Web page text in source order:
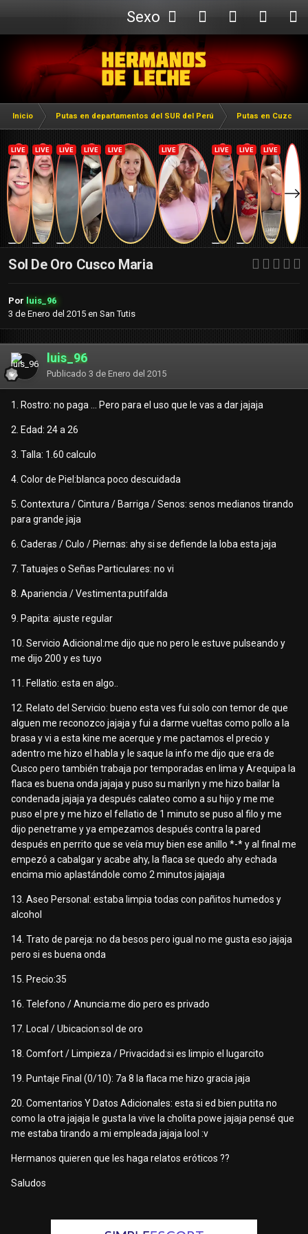
Sexo
Webcam
Inicio Putas en departamentos del SUR del Perú Putas en Cuzco
Sol De Oro Cusco Maria
Por luis_96
3 de Enero del 2015 en San Tutis
luis_96
Publicado 3 de Enero del 2015
1. Rostro: no paga ... Pero para el uso que le vas a dar jajaja
2. Edad: 24 a 26
3. Talla: 1.60 calculo
4. Color de Piel:blanca poco descuidada
5. Contextura / Cintura / Barriga / Senos: senos medianos tirando
para grande jaja
6. Caderas / Culo / Piernas: ahy si se defiende la loba esta jaja
7. Tatuajes o Señas Particulares: no vi
8. Apariencia / Vestimenta:putifalda
9. Papita: ajuste regular
10. Servicio Adicional:me dijo que no pero le estuve pulseando y
me dijo 200 y es tuyo
11. Fellatio: esta en algo..
12. Relato del Servicio: bueno esta ves fui solo con temor de que
alguen me reconozco jajaja y fui a darme vueltas como pollo a la
brasa y vi a esta kine me acerque y me pactamos el precio y
adentro me hizo el habla y le saque la info me dijo que era de
Cusco pero también trabaja por temporadas en lima y Arequipa la
flaca es buena onda jajaja y puso su marilyn y me hizo bailar la
condenada jajaja ya después calateo como a su hijo y me me
puso el pre y me hizo el fellatio de 1 minuto se puso al filo y me
dijo penetrame y ya empezamos después contra la pared
después en perrito que se veía muy bien ese anillo *-* y al final me
empezó a cabalgar y acabe ahy, la flaca se quedo ahy echada
encima mio aplastándole como 2 minutos jajajaja
13. Aseo Personal: estaba limpia todas con pañitos humedos y
alcohol
14. Trato de pareja: no da besos pero igual no me gusta eso jajaja
pero si es buena onda
15. Precio:35
16. Telefono / Anuncia:me dio pero es privado
17. Local / Ubicacion:sol de oro
18. Comfort / Limpieza / Privacidad:si es limpio el lugarcito
19. Puntaje Final (0/10): 7a 8 la flaca me hizo gracia jaja
20. Comentarios Y Datos Adicionales: esta si ed bien putita no
como la otra jajaja le gusta la vive la cholita powe jajaja pensé que
me estaba tirando a mi empleada jajaja lool :v
Hermanos quieren que les haga relatos eróticos ??
Saludos